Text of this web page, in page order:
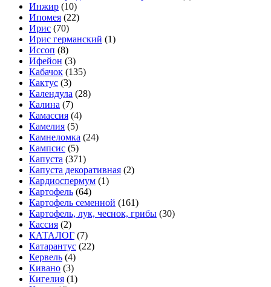
Инжир (10)
Ипомея (22)
Ирис (70)
Ирис германский (1)
Иссоп (8)
Ифейон (3)
Кабачок (135)
Кактус (3)
Календула (28)
Калина (7)
Камассия (4)
Камелия (5)
Камнеломка (24)
Кампсис (5)
Капуста (371)
Капуста декоративная (2)
Кардиоспермум (1)
Картофель (64)
Картофель семенной (161)
Картофель, лук, чеснок, грибы (30)
Кассия (2)
КАТАЛОГ (7)
Катарантус (22)
Кервель (4)
Кивано (3)
Кигелия (1)